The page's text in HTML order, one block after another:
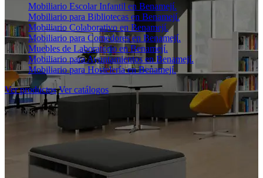
Mobiliario Escolar Infantil en Benamejí.
Mobiliario para Bibliotecas en Benamejí.
Mobiliario Colaborativo en Benamejí.
Mobiliario para Comedores en Benamejí.
Muebles de Laboratorio en Benamejí.
Mobiliario para Ayuntamientos en Benamejí.
Mobiliario para Hostelería en Benamejí.
Ver productos Ver catálogos